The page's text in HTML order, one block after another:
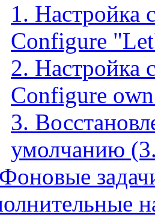
1. Настройка
Configure
2. Настройка
Configure
3.
умолчанию